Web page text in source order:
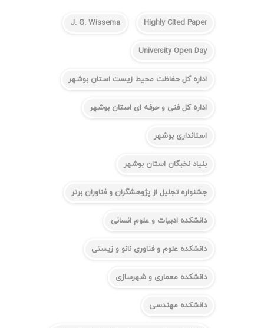
Highly Cited Paper
J. G. Wissema
University Open Day
اداره کل حفاظت محیط زیست استان بوشهر
اداره کل فنی و حرفه ای استان بوشهر
استانداری بوشهر
بنیاد نخبگان استان بوشهر
جشنواره تجلیل از پژوهشگران و فناوران برتر
دانشکده ادبیات و علوم انسانی
دانشکده علوم و فناوری نانو و زیستی
دانشکده معماری و شهرسازی
دانشکده مهندسی